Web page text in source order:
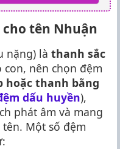
tên Nhuận
nặng) là thanh sắc
con, nên chọn đệm
hoặc thanh bằng
dấu huyền),
phát âm và mang
Một số đệm